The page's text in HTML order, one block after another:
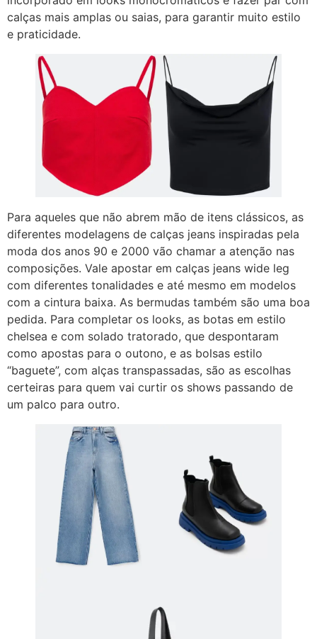
calças mais amplas ou saias, para garantir muito estilo
e praticidade.
Para aqueles que não abrem mão de itens clássicos, as
diferentes modelagens de calças jeans inspiradas pela
moda dos anos 90 e 2000 vão chamar a atenção nas
composições. Vale apostar em calças jeans wide leg
com diferentes tonalidades e até mesmo em modelos
com a cintura baixa. As bermudas também são uma boa
pedida. Para completar os looks, as botas em estilo
chelsea e com solado tratorado, que despontaram
como apostas para o outono, e as bolsas estilo
“baguete”, com alças transpassadas, são as escolhas
certeiras para quem vai curtir os shows passando de
um palco para outro.